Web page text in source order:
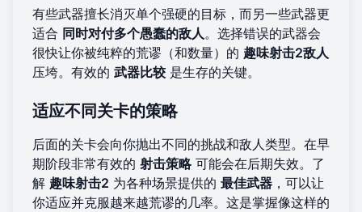
有些武器擅长消灭单个强硬的目标，而另一些武器更
适合 同时对付多个愚蠢的敌人 。选择错误的武器会
很快让你被纯粹的荒谬（和数量）的 趣味射击2敌人
压垮。有效的 武器比较 是生存的关键。
适应不同关卡的策略
后面的关卡会向你抛出不同的挑战和敌人类型。在早
期阶段非常有效的 射击策略可能会在后期失效。了
解 趣味射击2 为各种场景提供的 最佳武器 ，可以让
你适应并克服越来越荒谬的几率。这是掌握像这样的